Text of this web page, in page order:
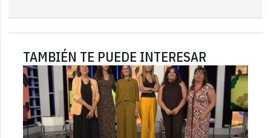
TAMBIÉN TE PUEDE INTERESAR